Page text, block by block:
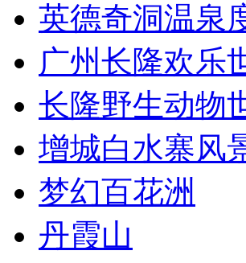
英德奇洞温泉
广州长隆欢乐
长隆野生动物
增城白水寨风
梦幻百花洲
丹霞山